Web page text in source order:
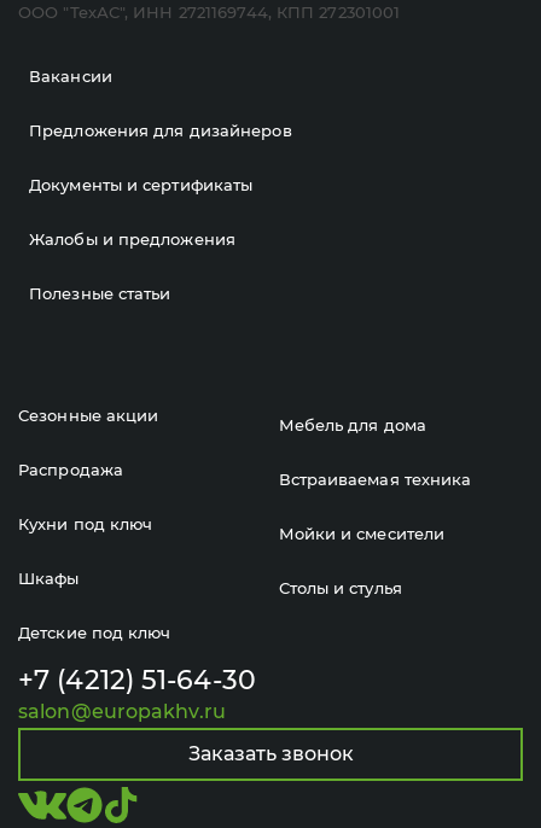
ООО "ТехАС", ИНН 2721169744, КПП 272301001
Вакансии
Предложения для дизайнеров
Документы и сертификаты
Жалобы и предложения
Полезные статьи
Сезонные акции
Распродажа
Кухни под ключ
Шкафы
Детские под ключ
Мебель для дома
Встраиваемая техника
Мойки и смесители
Столы и стулья
+7 (4212) 51-64-30
salon@europakhv.ru
Заказать звонок